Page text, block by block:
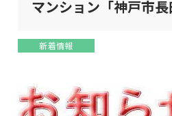
マンション「神戸市長
新着情報